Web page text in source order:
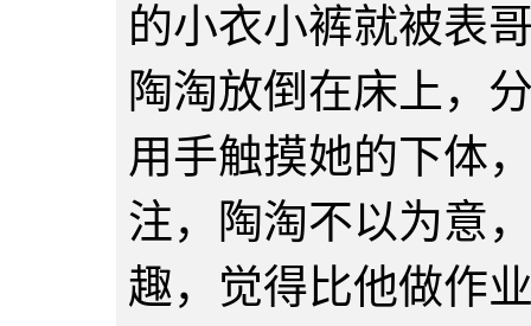
的小衣小裤就被表
陶淘放倒在床上，
用手触摸她的下体
注，陶淘不以为意
趣，觉得比他做作